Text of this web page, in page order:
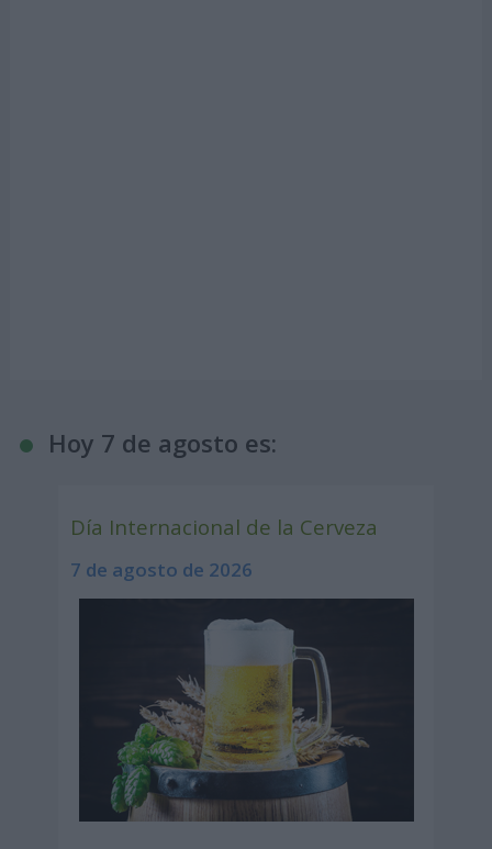
Hoy 7 de agosto es:
Día Internacional de la Cerveza
7 de agosto de 2026